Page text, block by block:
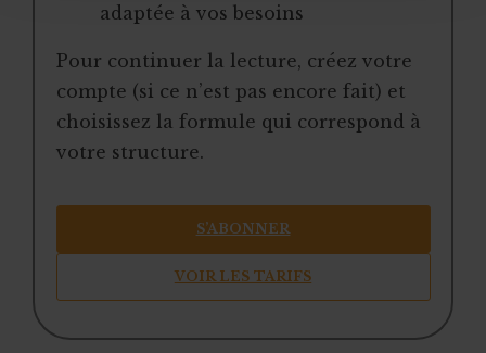
adaptée à vos besoins
Pour continuer la lecture, créez votre
compte (si ce n’est pas encore fait) et
choisissez la formule qui correspond à
votre structure.
S’ABONNER
VOIR LES TARIFS